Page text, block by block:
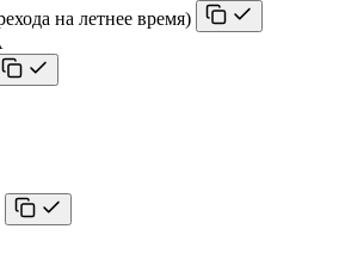
на летнее время)